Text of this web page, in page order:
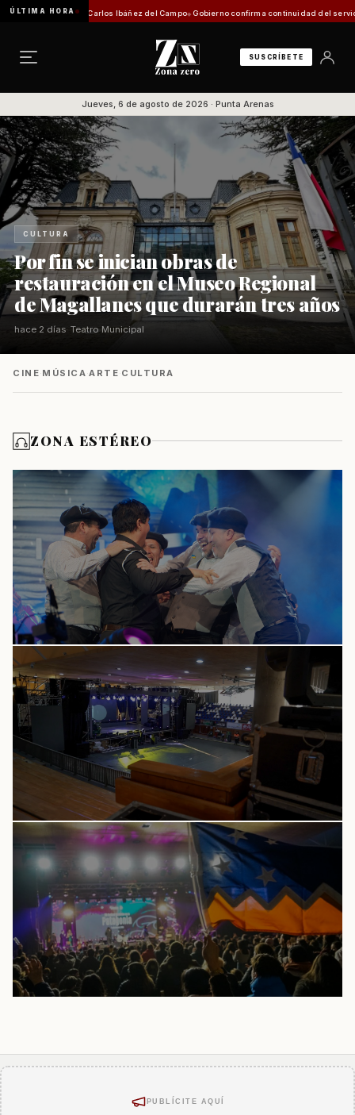
ÚLTIMA HORA
Aeropuerto Carlos Ibáñez del Campo Gobierno confirma continuidad del servicio
SUSCRÍBETE
Jueves, 6 de agosto de 2026 · Punta Arenas
CULTURA
Por fin se inician obras de
restauración en el Museo Regional
de Magallanes que durarán tres años
hace 2 días Teatro Municipal
CINE·MÚSICA·ARTE·CULTURA
ZONA ESTÉREO
La fiesta tuvo a sus ganadores: Patricio
González y Los Navegantes se alzan con el
Ñandú en el Festival Folclórico en la Patagonia
Cultura · hace 4 días
Afinan los últimos detalles para la XLV versión
del Festival Folclórico en la Patagonia
Cultura · 28/07/2026
Un camino de piedras, mística y hermandad
PUBLÍCITE AQUÍ